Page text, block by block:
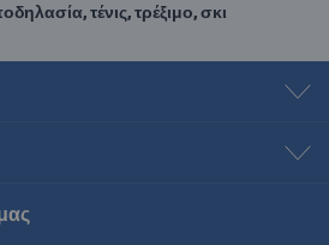
τένις, τρέξιμο, σκι